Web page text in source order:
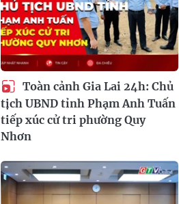
Toàn cảnh Gia Lai 24h: Chủ
tịch UBND tỉnh Phạm Anh Tuấn
tiếp xúc cử tri phường Quy
Nhơn